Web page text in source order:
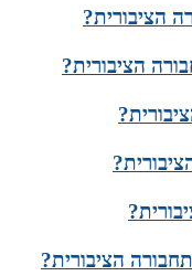
הציבורית?
הציבורית?
הציבורית?